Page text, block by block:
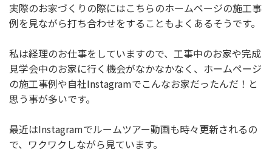
実際のお家づくりの際にはこちらのホームページの施工事
例を見ながら打ち合わせをすることもよくあるそうです。
私は経理のお仕事をしていますので、工事中のお家や完成
見学会中のお家に行く機会がなかなかなく、ホームページ
の施工事例や自社Instagramでこんなお家だったんだ！と
思う事が多いです。
最近はInstagramでルームツアー動画も時々更新されるの
で、ワクワクしながら見ています。